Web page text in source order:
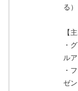
る
【
・
ル
・
ゼ